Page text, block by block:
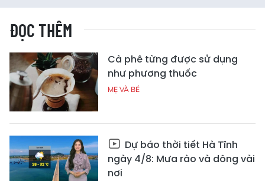
ĐỌC THÊM
Cà phê từng được sử dụng
như phương thuốc
MẸ VÀ BÉ
Dự báo thời tiết Hà Tĩnh
ngày 4/8: Mưa rào và dông vài
nơi